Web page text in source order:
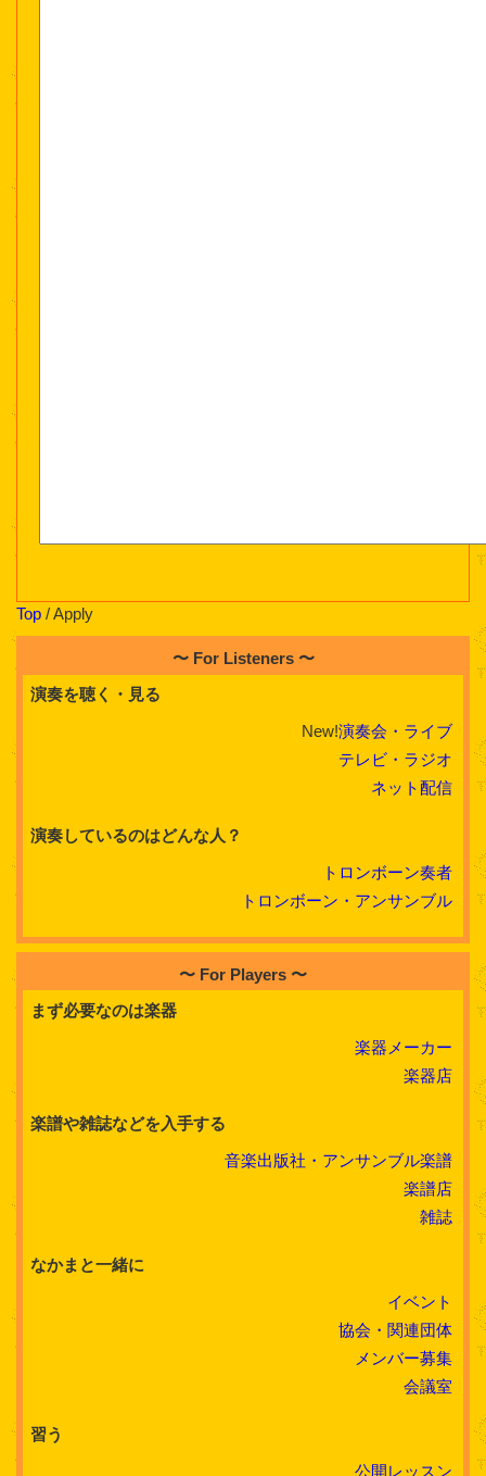
Top / Apply
〜 For Listeners 〜
演奏を聴く・見る
New!演奏会・ライブ
テレビ・ラジオ
ネット配信
演奏しているのはどんな人？
トロンボーン奏者
トロンボーン・アンサンブル
〜 For Players 〜
まず必要なのは楽器
楽器メーカー
楽器店
楽譜や雑誌などを入手する
音楽出版社・アンサンブル楽譜
楽譜店
雑誌
なかまと一緒に
イベント
協会・関連団体
メンバー募集
会議室
習う
公開レッスン